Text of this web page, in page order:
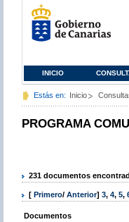
INICIO
Estás en: Inicio
PROGRAMA
231 documentos
[ Primero/ Anterior] 3, 4, 5,
Documentos